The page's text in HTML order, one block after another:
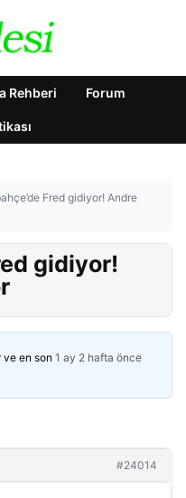
Rehberi Forum
Fred gidiyor! Andre
gidiyor!
ve en son 1 ay 2 hafta önce
#24014